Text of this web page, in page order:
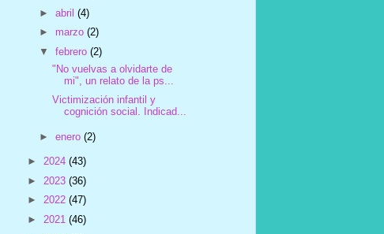
►abril(4)
► marzo(2)
▼febrero(2)
"No vuelvas a olvidarte de
mi", un relato de la ps...
Victimización infantil y
cognición social. Indicad...
►enero(2)
► 2024 (43)
► 2023 (36)
► 2022 (47)
► 2021 (46)